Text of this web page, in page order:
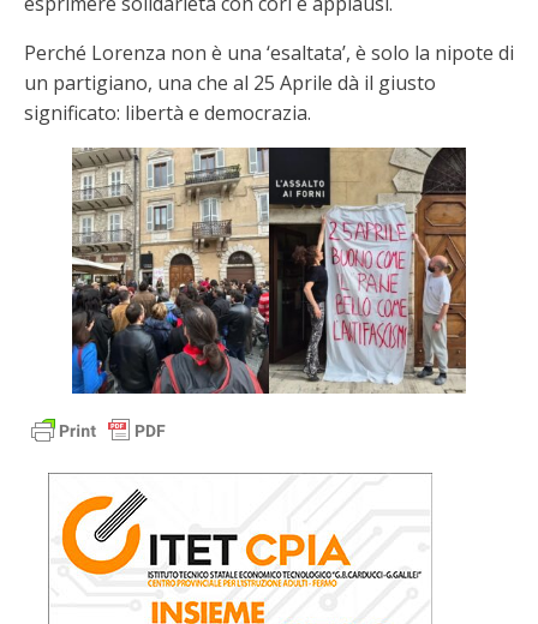
Perché Lorenza non è una ‘esaltata’, è solo la nipote di
un partigiano, una che al 25 Aprile dà il giusto
significato: libertà e democrazia.